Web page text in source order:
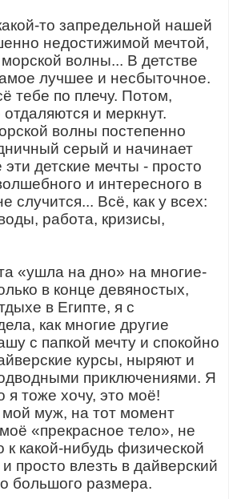
то запредельной нашей
недостижимой мечтой,
волны... В детстве
лучшее и несбыточное.
тебе по плечу. Потом,
и меркнут.
волны постепенно
серый и начинает
эти детские мечты - просто
и интересного в
случится... Всё, как у всех:
работа, кризисы,
«ушла на дно» на многие-
в конце девяностых,
в Египте, я с
как многие другие
с папкой мечту и спокойно
курсы, ныряют и
приключениями. Я
я тоже хочу, это моё!
муж, на тот момент
«прекрасное тело», не
к какой-нибудь физической
просто влезть в дайверский
большого размера.